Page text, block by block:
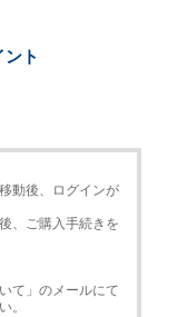
ト
動後、ログインが
、ご購入手続きを
て」のメールにて
。